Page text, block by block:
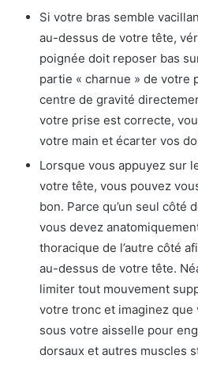
Si votre bras semble
au-dessus de votre tête,
poignée doit reposer bas
partie « charnue » de votre
centre de gravité
votre prise est correcte,
votre main et écarter vos
Lorsque vous appuyez sur
votre tête, vous pouvez
bon. Parce qu’un seul côté
vous devez
thoracique de l’autre côté
au-dessus de votre tête.
limiter tout mouvement
votre tronc et imaginez
sous votre aisselle pour
dorsaux et autres muscles